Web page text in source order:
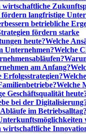
wirtschaftliche
fördern langfristige
betriebliche
fördern starke
heute?Welche
Unternehmen?Welche
am Anfang?
Erfolgsstrategien?
Welche
Geschäftsqualität
bei der
im Betriebsalltag?
wirtschaftliche